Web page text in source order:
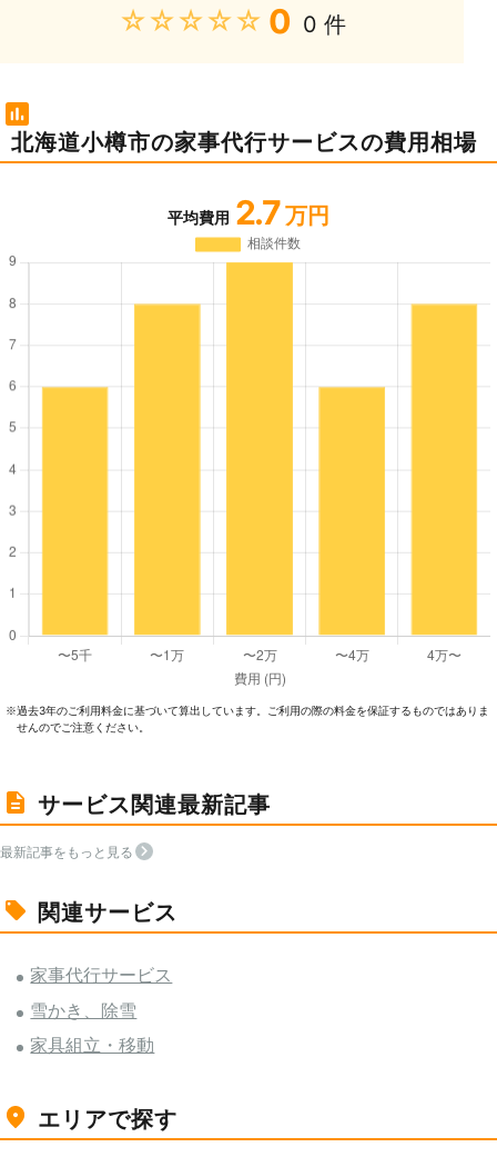
★★★★★ 0 0 件
北海道小樽市の家事代行サービスの費用相場
平均費用 2.7 万円
※過去3年のご利⽤料⾦に基づいて算出しています。ご利⽤の際の料⾦を保証するものではありま
せんのでご注意ください。
サービス関連最新記事
最新記事をもっと見る
関連サービス
家事代行サービス
雪かき、除雪
家具組立・移動
エリアで探す